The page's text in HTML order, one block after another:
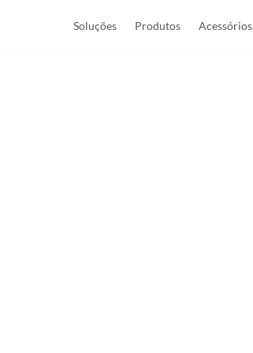
Soluções Produtos Acessórios